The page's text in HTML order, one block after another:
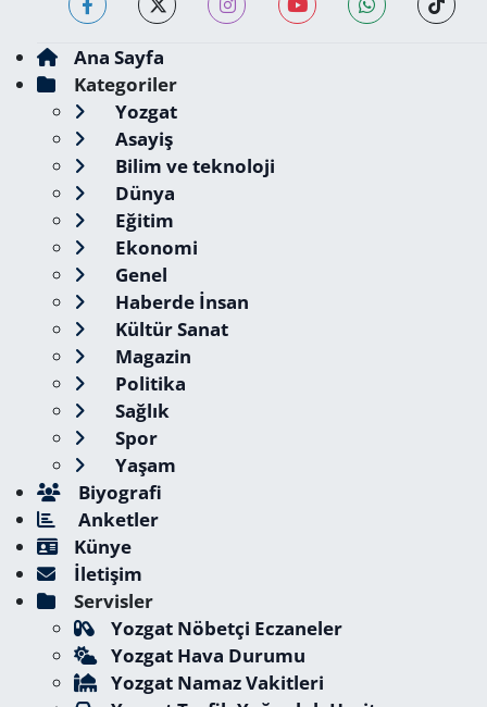
Ana Sayfa
Kategoriler
Yozgat
Asayiş
Bilim ve teknoloji
Dünya
Eğitim
Ekonomi
Genel
Haberde İnsan
Kültür Sanat
Magazin
Politika
Sağlık
Spor
Yaşam
Biyografi
Anketler
Künye
İletişim
Servisler
Yozgat Nöbetçi Eczaneler
Yozgat Hava Durumu
Yozgat Namaz Vakitleri